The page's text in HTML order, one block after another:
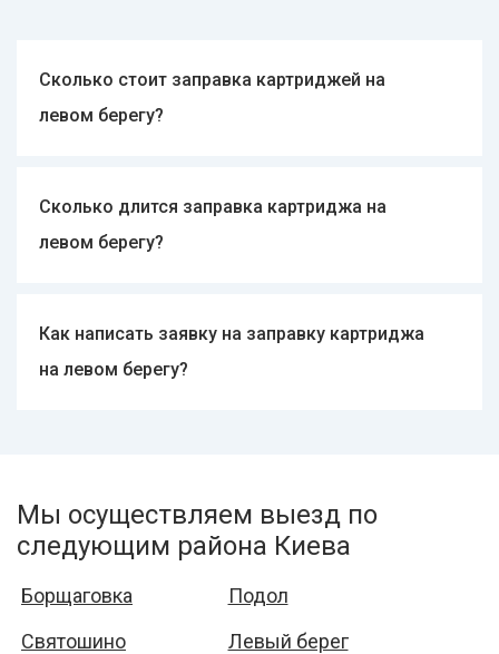
Сколько стоит заправка картриджей на
левом берегу?
Сколько длится заправка картриджа на
левом берегу?
Как написать заявку на заправку картриджа
на левом берегу?
Мы осуществляем выезд по
следующим района Киева
Борщаговка
Святошино
Подол
Левый берег